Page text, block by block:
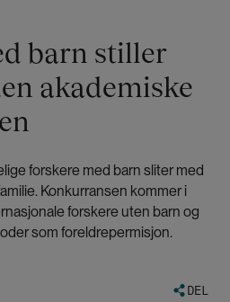
barn stiller
akademiske
forskere med barn sliter med
Konkurransen kommer i
forskere uten barn og
som foreldrepermisjon.
DEL